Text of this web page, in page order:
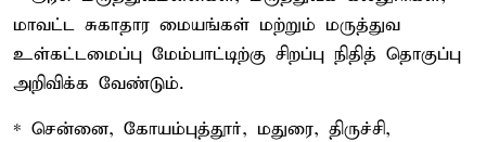
மாவட்ட சுகாதார மையங்கள் மற்றும் மருத்துவ
உள்கட்டமைப்பு மேம்பாட்டிற்கு சிறப்பு நிதித் தொகுப்பு
அறிவிக்க வேண்டும்.
* சென்னை, கோயம்புத்தூர், மதுரை, திருச்சி,